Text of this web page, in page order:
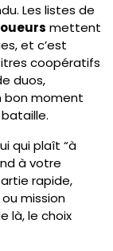
Les listes de
mettent
et c’est
coopératifs
duos,
bon moment
qui plaît “à
à votre
rapide,
mission
là, le choix